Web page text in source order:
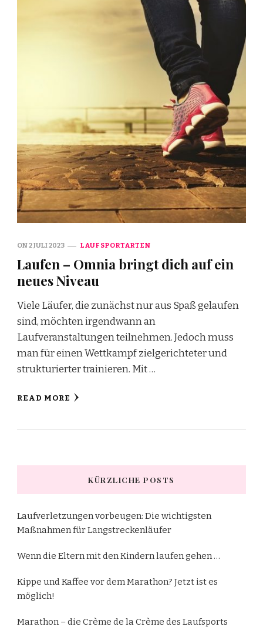
ON2 JULI 2023 LAUFSPORTARTEN
Laufen – Omnia bringt dich auf ein
neues Niveau
Viele Läufer, die zunächst nur aus Spaß gelaufen
sind, möchten irgendwann an
Laufveranstaltungen teilnehmen. Jedoch muss
man für einen Wettkampf zielgerichteter und
strukturierter trainieren. Mit …
READ MORE
KÜRZLICHE POSTS
Laufverletzungen vorbeugen: Die wichtigsten
Maßnahmen für Langstreckenläufer
Wenn die Eltern mit den Kindern laufen gehen …
Kippe und Kaffee vor dem Marathon? Jetzt ist es
möglich!
Marathon – die Crème de la Crème des Laufsports